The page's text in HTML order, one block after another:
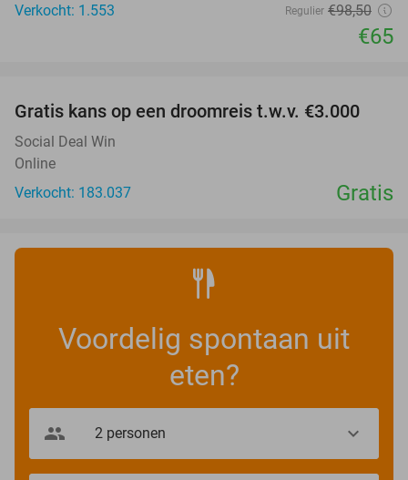
Verkocht: 1.553
Regulier €98,50
€65
Gratis kans op een droomreis t.w.v. €3.000
Social Deal Win
Online
Verkocht: 183.037
Gratis
Voordelig spontaan uit
eten?